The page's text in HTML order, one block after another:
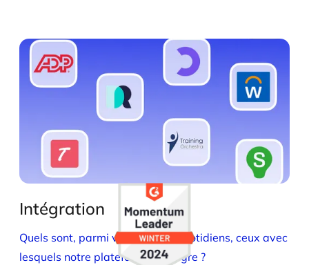
Intégration
Quels sont, parmi vos logiciels quotidiens, ceux avec
lesquels notre plateforme s'intègre ?